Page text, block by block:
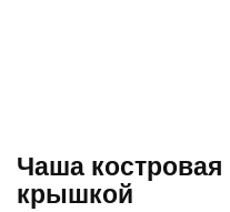
Чаша
крышкой